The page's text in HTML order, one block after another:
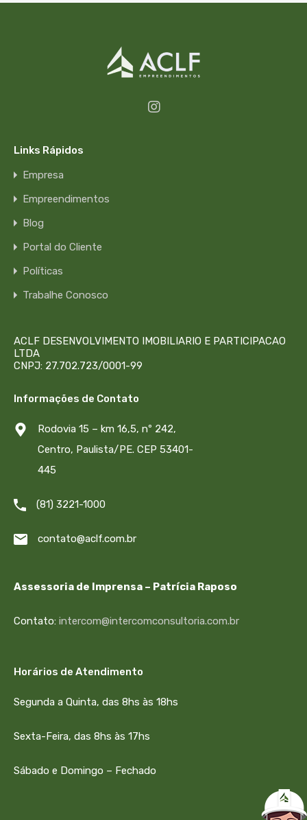
Links Rápidos
Empresa
Empreendimentos
Blog
Portal do Cliente
Políticas
Trabalhe Conosco
ACLF DESENVOLVIMENTO IMOBILIARIO E PARTICIPACAO
LTDA
CNPJ: 27.702.723/0001-99
Informações de Contato
Rodovia 15 – km 16,5, nº 242,
Centro, Paulista/PE. CEP 53401-
445
(81) 3221-1000
contato@aclf.com.br
Assessoria de Imprensa – Patrícia Raposo
Contato: intercom@intercomconsultoria.com.br
Horários de Atendimento
Segunda a Quinta, das 8hs às 18hs
Sexta-Feira, das 8hs às 17hs
Sábado e Domingo – Fechado